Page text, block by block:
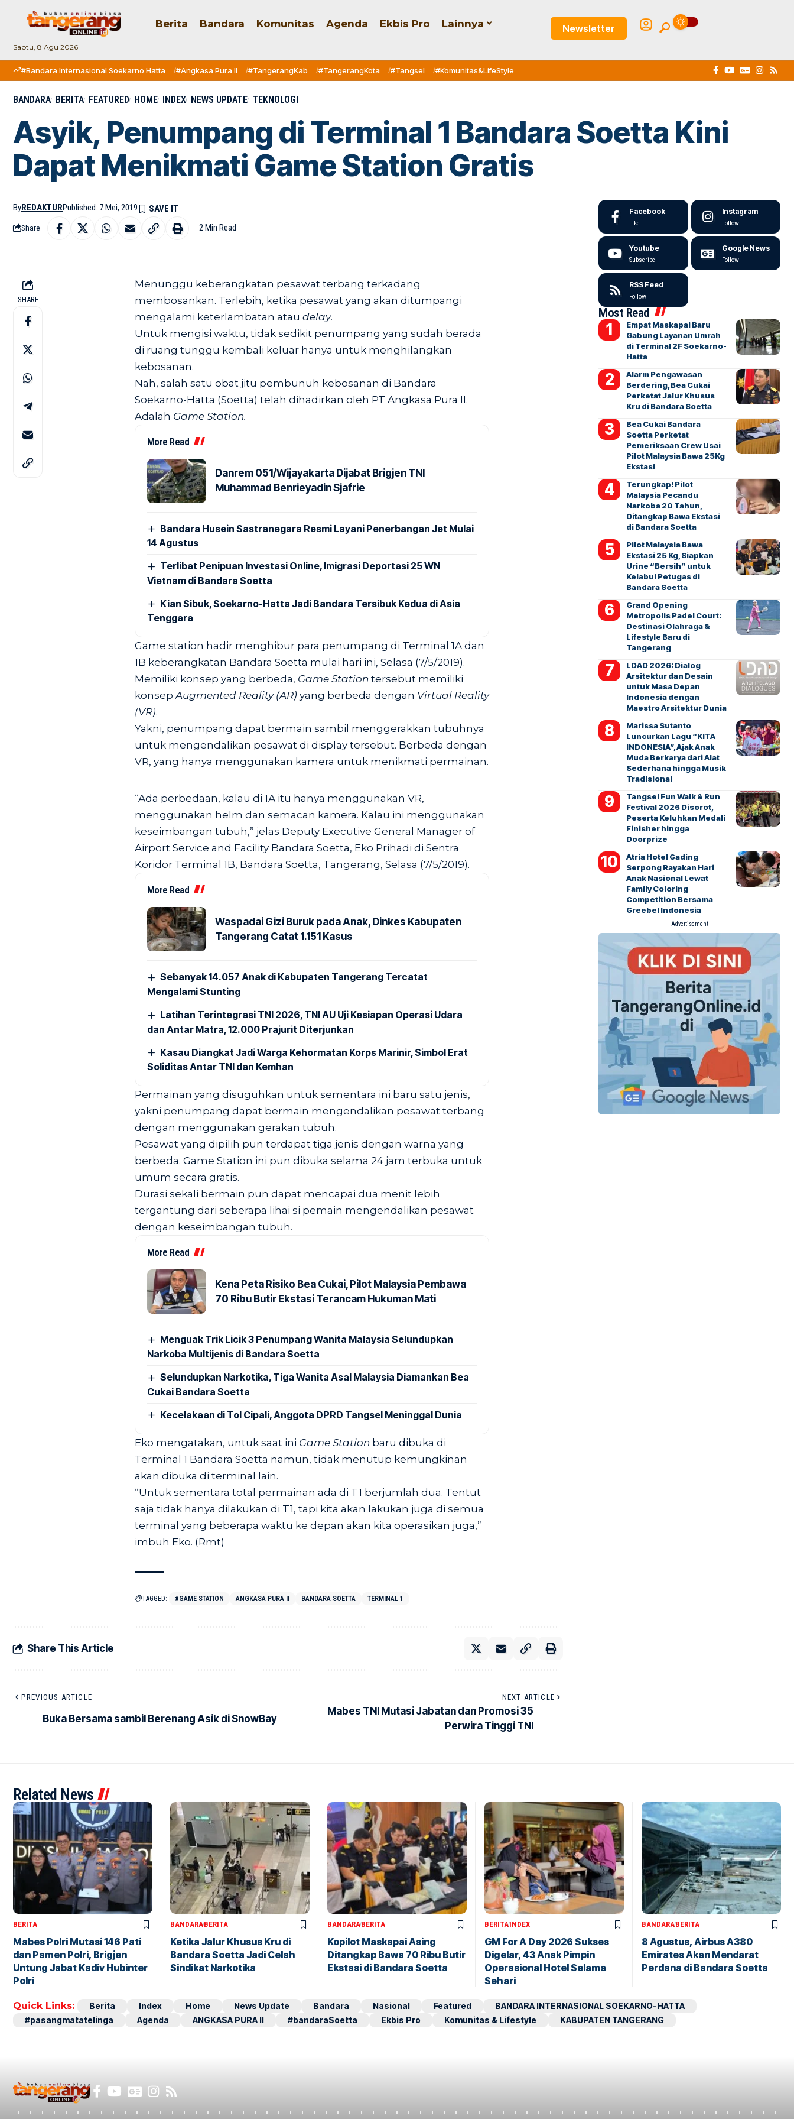
Sabtu, 8 Agu 2026
Berita Bandara Komunitas Agenda Ekbis Pro Lainnya Newsletter
#Bandara Internasional Soekarno Hatta #Angkasa Pura II #TangerangKab #TangerangKota #Tangsel #Komunitas&LifeStyle
BANDARA BERITA FEATURED HOME INDEX NEWS UPDATE TEKNOLOGI
Asyik, Penumpang di Terminal 1 Bandara Soetta Kini
Dapat Menikmati Game Station Gratis
ByREDAKTURPublished: 7 Mei, 2019
Share 2 Min Read
SHARE
Menunggu keberangkatan pesawat terbang terkadang
membosankan. Terlebih, ketika pesawat yang akan ditumpangi
mengalami keterlambatan atau delay.
Untuk mengisi waktu, tidak sedikit penumpang yang sudah berada
di ruang tunggu kembali keluar hanya untuk menghilangkan
kebosanan.
Nah, salah satu obat jitu pembunuh kebosanan di Bandara
Soekarno-Hatta (Soetta) telah dihadirkan oleh PT Angkasa Pura II.
Adalah Game Station.
More Read
Danrem 051/Wijayakarta Dijabat Brigjen TNI
Muhammad Benrieyadin Sjafrie
Bandara Husein Sastranegara Resmi Layani Penerbangan Jet Mulai
14 Agustus
Terlibat Penipuan Investasi Online, Imigrasi Deportasi 25 WN
Vietnam di Bandara Soetta
Kian Sibuk, Soekarno-Hatta Jadi Bandara Tersibuk Kedua di Asia
Tenggara
Game station hadir menghibur para penumpang di Terminal 1A dan
1B keberangkatan Bandara Soetta mulai hari ini, Selasa (7/5/2019).
Memiliki konsep yang berbeda, Game Station tersebut memiliki
konsepAugmented Reality (AR) yang berbeda dengan Virtual Reality
(VR).
Yakni, penumpang dapat bermain sambil menggerakkan tubuhnya
untuk mengendalikan pesawat di display tersebut. Berbeda dengan
VR, yang hanya menggunakan kamera untuk menikmati permainan.
“Ada perbedaan, kalau di 1A itu hanya menggunakan VR,
menggunakan helm dan semacan kamera. Kalau ini menggunakan
keseimbangan tubuh,” jelas Deputy Executive General Manager of
Airport Service and Facility Bandara Soetta, Eko Prihadi di Sentra
Koridor Terminal 1B, Bandara Soetta, Tangerang, Selasa (7/5/2019).
More Read
Waspadai Gizi Buruk pada Anak, Dinkes Kabupaten
Tangerang Catat 1.151 Kasus
Sebanyak 14.057 Anak di Kabupaten Tangerang Tercatat
Mengalami Stunting
Latihan Terintegrasi TNI 2026, TNI AU Uji Kesiapan Operasi Udara
dan Antar Matra, 12.000 Prajurit Diterjunkan
Kasau Diangkat Jadi Warga Kehormatan Korps Marinir, Simbol Erat
Soliditas Antar TNI dan Kemhan
Permainan yang disuguhkan untuk sementara ini baru satu jenis,
yakni penumpang dapat bermain mengendalikan pesawat terbang
dengan menggunakan gerakan tubuh.
Pesawat yang dipilih pun terdapat tiga jenis dengan warna yang
berbeda. Game Station ini pun dibuka selama 24 jam terbuka untuk
umum secara gratis.
Durasi sekali bermain pun dapat mencapai dua menit lebih
tergantung dari seberapa lihai si pemain mengendalikan pesawat
dengan keseimbangan tubuh.
More Read
Kena Peta Risiko Bea Cukai, Pilot Malaysia Pembawa
70 Ribu Butir Ekstasi Terancam Hukuman Mati
Menguak Trik Licik 3 Penumpang Wanita Malaysia Selundupkan
Narkoba Multijenis di Bandara Soetta
Selundupkan Narkotika, Tiga Wanita Asal Malaysia Diamankan Bea
Cukai Bandara Soetta
Kecelakaan di Tol Cipali, Anggota DPRD Tangsel Meninggal Dunia
Eko mengatakan, untuk saat ini Game Station baru dibuka di
Terminal 1 Bandara Soetta namun, tidak menutup kemungkinan
akan dibuka di terminal lain.
“Untuk sementara total permainan ada di T1 berjumlah dua. Tentut
saja tidak hanya dilakukan di T1, tapi kita akan lakukan juga di semua
terminal yang beberapa waktu ke depan akan kita operasikan juga,”
imbuh Eko. (Rmt)
TAGGED: #GAME STATION ANGKASA PURA II BANDARA SOETTA TERMINAL 1
Share This Article
PREVIOUS ARTICLE
Buka Bersama sambil Berenang Asik di SnowBay
NEXT ARTICLE
Mabes TNI Mutasi Jabatan dan Promosi 35
Perwira Tinggi TNI
Facebook
Like
Instagram
Follow
Youtube
Subscribe
Google News
Follow
RSS Feed
Follow
Most Read
Empat Maskapai Baru
Gabung Layanan Umrah
di Terminal 2F Soekarno-
Hatta
Alarm Pengawasan
Berdering, Bea Cukai
Perketat Jalur Khusus
Kru di Bandara Soetta
Bea Cukai Bandara
Soetta Perketat
Pemeriksaan Crew Usai
Pilot Malaysia Bawa 25Kg
Ekstasi
Terungkap! Pilot
Malaysia Pecandu
Narkoba 20 Tahun,
Ditangkap Bawa Ekstasi
di Bandara Soetta
Pilot Malaysia Bawa
Ekstasi 25 Kg, Siapkan
Urine “Bersih” untuk
Kelabui Petugas di
Bandara Soetta
Grand Opening
Metropolis Padel Court:
Destinasi Olahraga &
Lifestyle Baru di
Tangerang
LDAD 2026: Dialog
Arsitektur dan Desain
untuk Masa Depan
Indonesia dengan
Maestro Arsitektur Dunia
Marissa Sutanto
Luncurkan Lagu “KITA
INDONESIA”, Ajak Anak
Muda Berkarya dari Alat
Sederhana hingga Musik
Tradisional
Tangsel Fun Walk & Run
Festival 2026 Disorot,
Peserta Keluhkan Medali
Finisher hingga
Doorprize
Atria Hotel Gading
Serpong Rayakan Hari
Anak Nasional Lewat
Family Coloring
Competition Bersama
Greebel Indonesia
- Advertisement -
Related News
BERITA
Mabes Polri Mutasi 146 Pati
dan Pamen Polri, Brigjen
Untung Jabat Kadiv Hubinter
Polri
BANDARABERITA
Ketika Jalur Khusus Kru di
Bandara Soetta Jadi Celah
Sindikat Narkotika
BANDARABERITA
Kopilot Maskapai Asing
Ditangkap Bawa 70 Ribu Butir
Ekstasi di Bandara Soetta
BERITAINDEX
GM For A Day 2026 Sukses
Digelar, 43 Anak Pimpin
Operasional Hotel Selama
Sehari
BANDARABERITA
8 Agustus, Airbus A380
Emirates Akan Mendarat
Perdana di Bandara Soetta
Quick Links: Berita Index Home News Update Bandara Nasional Featured
BANDARA INTERNASIONAL SOEKARNO-HATTA
#pasangmatatelinga
Agenda ANGKASA PURA II #bandaraSoetta Ekbis Pro Komunitas & Lifestyle KABUPATEN TANGERANG